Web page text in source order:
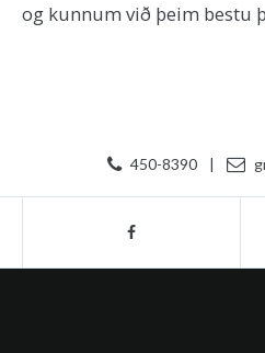
og kunnum við þeim bestu
450-8390 |